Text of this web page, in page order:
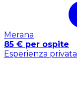
Merana
85 € per ospite
Esperienza privata